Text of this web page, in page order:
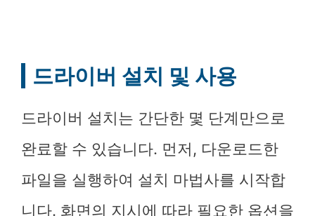
드라이버 설치 및 사용
드라이버 설치는 간단한 몇 단계만으로
완료할 수 있습니다. 먼저, 다운로드한
파일을 실행하여 설치 마법사를 시작합
니다. 화면의 지시에 따라 필요한 옵션을